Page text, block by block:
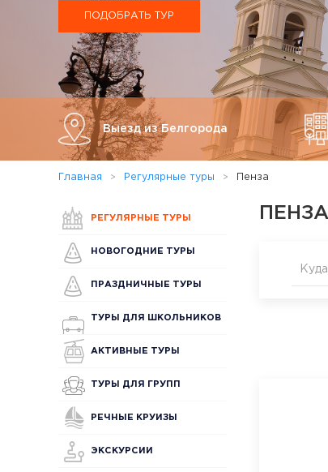
ПОДОБРАТЬ ТУР
Выезд из Белгорода
Главная Регулярные туры Пенза
ПЕНЗА
РЕГУЛЯРНЫЕ ТУРЫ
НОВОГОДНИЕ ТУРЫ
ПРАЗДНИЧНЫЕ ТУРЫ
ТУРЫ ДЛЯ ШКОЛЬНИКОВ
АКТИВНЫЕ ТУРЫ
ТУРЫ ДЛЯ ГРУПП
РЕЧНЫЕ КРУИЗЫ
ЭКСКУРСИИ